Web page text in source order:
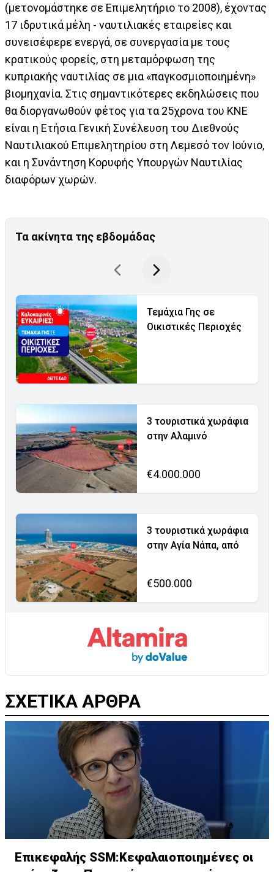
(μετονομάστηκε σε Επιμελητήριο το 2008), έχοντας
17 ιδρυτικά μέλη - ναυτιλιακές εταιρείες και
συνεισέφερε ενεργά, σε συνεργασία με τους
κρατικούς φορείς, στη μεταμόρφωση της
κυπριακής ναυτιλίας σε μια «παγκοσμιοποιημένη»
βιομηχανία. Στις σημαντικότερες εκδηλώσεις που
θα διοργανωθούν φέτος για τα 25χρονα του ΚΝΕ
είναι η Ετήσια Γενική Συνέλευση του Διεθνούς
Ναυτιλιακού Επιμελητηρίου στη Λεμεσό τον Ιούνιο,
και η Συνάντηση Κορυφής Υπουργών Ναυτιλίας
διαφόρων χωρών.
Τα ακίνητα της εβδομάδας
Τεμάχια Γης σε
Οικιστικές Περιοχές
3 τουριστικά χωράφια
στην Αλαμινό
€4.000.000
3 τουριστικά χωράφια
στην Αγία Νάπα, από
€500.000
ΣΧΕΤΙΚΑ ΑΡΘΡΑ
Επικεφαλής SSM:Κεφαλαιοποιημένες οι